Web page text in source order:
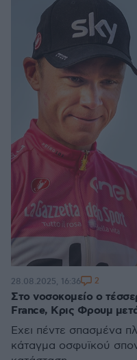
Στο νοσοκομείο ο
France, Κρις Φρουμ
Έχει πέντε σπασμένα
κάταγμα οσφυϊκού
28.08.2025, 16:36 2